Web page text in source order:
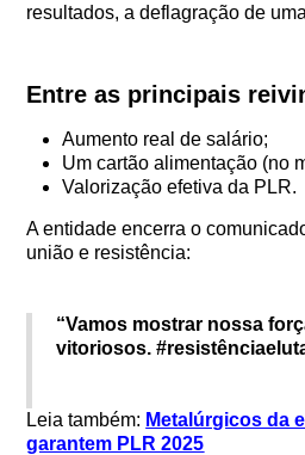
resultados, a deflagração de
Entre as principais
Aumento real de salário;
Um cartão alimentação (no
Valorização efetiva da PLR.
A entidade encerra o
união e resistência:
“Vamos mostrar nossa
vitoriosos.
Leia também: Metalúrgicos da
garantem PLR 2025